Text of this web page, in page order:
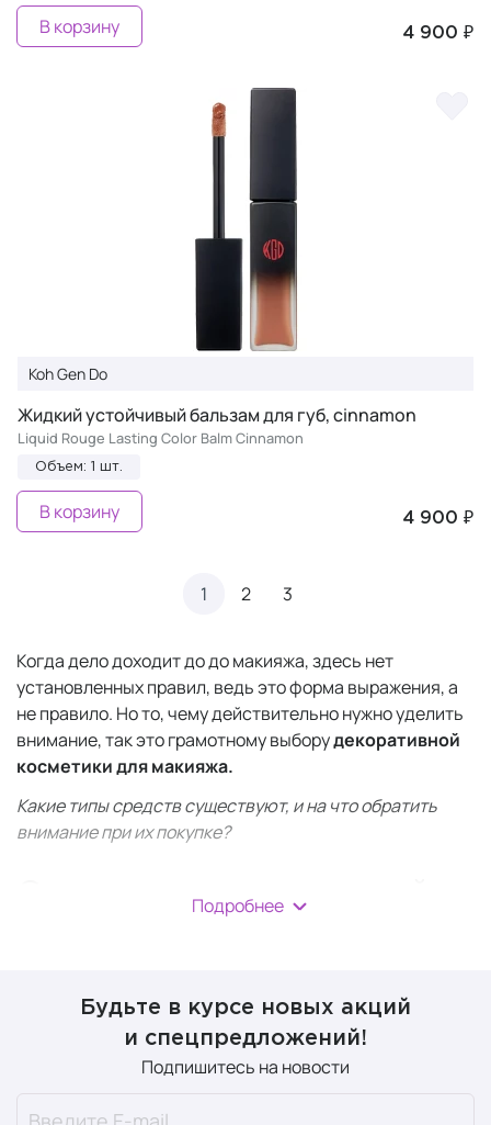
4 900 ₽
В корзину
Koh Gen Do
Жидкий устойчивый бальзам для губ, cinnamon
Liquid Rouge Lasting Color Balm Cinnamon
Объем: 1 шт.
4 900 ₽
В корзину
1 2 3
Когда дело доходит до до макияжа, здесь нет
установленных правил, ведь это форма выражения, а
не правило. Но то, чему действительно нужно уделить
внимание, так это грамотному выборудекоративной
косметики для макияжа.
Какие типы средств существуют, и на что обратить
внимание при их покупке?
Средства декоративной
Основа под макияж, праймер
всегда наносится первым этапом перед
нанесением тонального крема, чтобы подготовить
Подробнее
Будьте в курсе новых акций
и спецпредложений!
Подпишитесь на новости